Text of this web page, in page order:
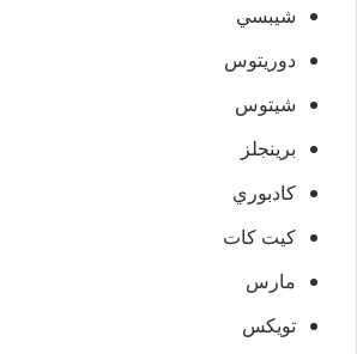
شيبسي
دوريتوس
شيتوس
برينجلز
كادبوري
كيت كات
مارس
تويكس